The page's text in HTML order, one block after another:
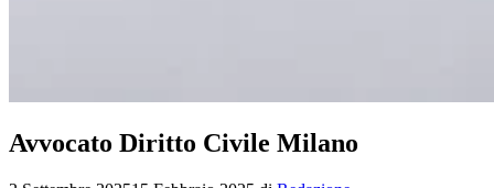
Avvocato Diritto Civile Milano